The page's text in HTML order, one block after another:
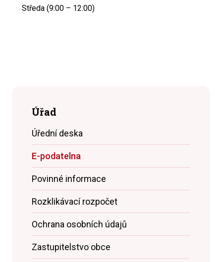
Středa (9:00 – 12:00)
Úřad
Úřední deska
E-podatelna
Povinné informace
Rozklikávací rozpočet
Ochrana osobních údajů
Zastupitelstvo obce